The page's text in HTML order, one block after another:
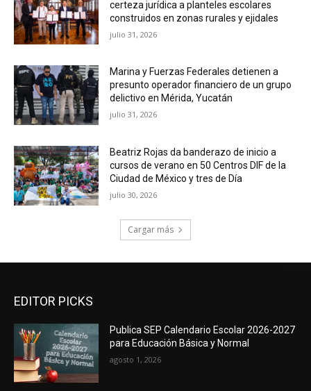
certeza jurídica a planteles escolares
construidos en zonas rurales y ejidales
julio 31, 2026
Marina y Fuerzas Federales detienen a
presunto operador financiero de un grupo
delictivo en Mérida, Yucatán
julio 31, 2026
Beatriz Rojas da banderazo de inicio a
cursos de verano en 50 Centros DIF de la
Ciudad de México y tres de Día
julio 30, 2026
Cargar más
EDITOR PICKS
Publica SEP Calendario Escolar 2026-2027
para Educación Básica y Normal
agosto 1, 2026